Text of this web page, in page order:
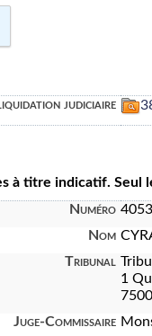
judiciaire
à titre indicatif. Seul
Numéro
Nom
Tribunal
1
Juge-Commissaire